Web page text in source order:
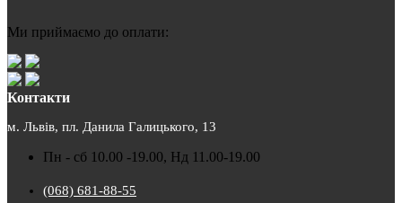
Ми приймаємо до оплати:
Контакти
м. Львів, пл. Данила Галицького, 13
Пн - сб 10.00 -19.00, Нд 11.00-19.00
(068) 681-88-55